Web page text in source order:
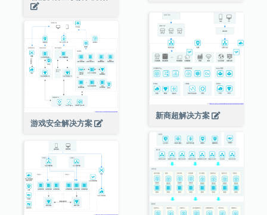
新商超解决方案
游戏安全解决方案